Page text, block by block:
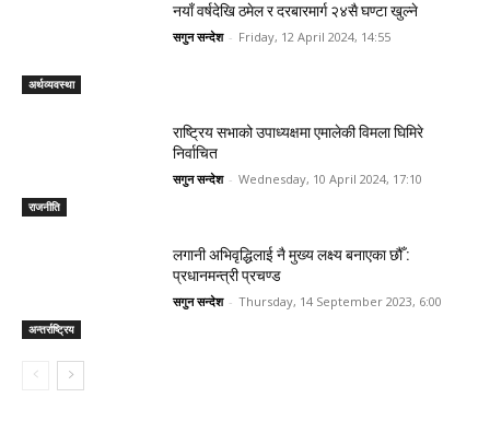
अर्थव्यवस्था
नयाँ वर्षदेखि ठमेल र दरबारमार्ग २४सै घण्टा खुल्ने
सगुन सन्देश - Friday, 12 April 2024, 14:55
राजनीति
राष्ट्रिय सभाको उपाध्यक्षमा एमालेकी विमला घिमिरे
निर्वाचित
सगुन सन्देश - Wednesday, 10 April 2024, 17:10
अन्तर्राष्ट्रिय
लगानी अभिवृद्धिलाई नै मुख्य लक्ष्य बनाएका छौँ :
प्रधानमन्त्री प्रचण्ड
सगुन सन्देश - Thursday, 14 September 2023, 6:00